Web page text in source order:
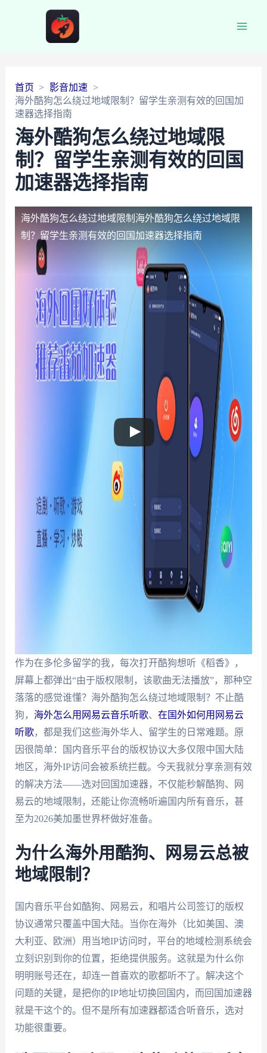
首页
影音加速
海外酷狗怎么绕过地域限制？留学生亲测有效的回国加
速器选择指南
海外酷狗怎么绕过地域限
制？留学生亲测有效的回国
加速器选择指南
海外酷狗怎么绕过地域限制 海外酷狗怎么绕过地域限
制？留学生亲测有效的回国加速器选择指南
作为在多伦多留学的我，每次打开酷狗想听《稻香》，
屏幕上都弹出“由于版权限制，该歌曲无法播放”，那种空
落落的感觉谁懂？海外酷狗怎么绕过地域限制？不止酷
狗， 海外怎么用网易云音乐听歌、 在国外如何用网易云
听歌，都是我们这些海外华人、留学生的日常难题。原
因很简单：国内音乐平台的版权协议大多仅限中国大陆
地区，海外IP访问会被系统拦截。今天我就分享亲测有效
的解决方法——选对回国加速器，不仅能秒解酷狗、网
易云的地域限制，还能让你流畅听遍国内所有音乐，甚
至为2026美加墨世界杯做好准备。
为什么海外用酷狗、网易云总被
地域限制？
国内音乐平台如酷狗、网易云，和唱片公司签订的版权
协议通常只覆盖中国大陆。当你在海外（比如美国、澳
大利亚、欧洲）用当地IP访问时，平台的地域检测系统会
立刻识别到你的位置，拒绝提供服务。这就是为什么你
明明账号还在，却连一首喜欢的歌都听不了。解决这个
问题的关键，是把你的IP地址切换回国内，而回国加速器
就是干这个的。但不是所有加速器都适合听音乐，选对
功能很重要。